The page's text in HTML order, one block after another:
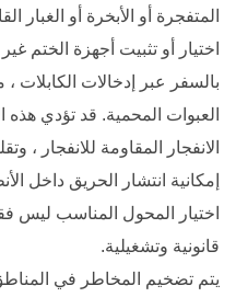
المتفجرة أو الأبخرة أو الغبار
اختيار أو تثبيت أجهزة الختم
بالسفر عبر إدخالات الكابلات
العبوات المحمية. قد تؤدي
الانفجار المقاومة للانفجار ،
إمكانية انتشار الحريق داخل
اختيار المحول المناسب ليس
قانونية وتشغيلية.
يتم تضخيم المخاطر في